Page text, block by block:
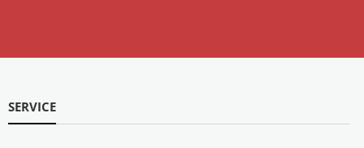
SERVICE